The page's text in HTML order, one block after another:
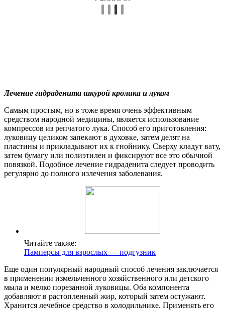
Лечение гидраденита шкурой кролика и луком
Самым простым, но в тоже время очень эффективным
средством народной медицины, является использование
компрессов из репчатого лука. Способ его приготовления:
луковицу целиком запекают в духовке, затем делят на
пластины и прикладывают их к гнойнику. Сверху кладут вату,
затем бумагу или полиэтилен и фиксируют все это обычной
повязкой. Подобное лечение гидраденита следует проводить
регулярно до полного излечения заболевания.
Читайте также:
Памперсы для взрослых — подгузник
Еще один популярный народный способ лечения заключается
в применении измельченного хозяйственного или детского
мыла и мелко порезанной луковицы. Оба компонента
добавляют в растопленный жир, который затем остужают.
Хранится лечебное средство в холодильнике. Применять его